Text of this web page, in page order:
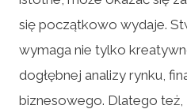
się początkowo wydaje.
wymaga nie tylko
dogłębnej analizy rynku,
biznesowego. Dlatego też,